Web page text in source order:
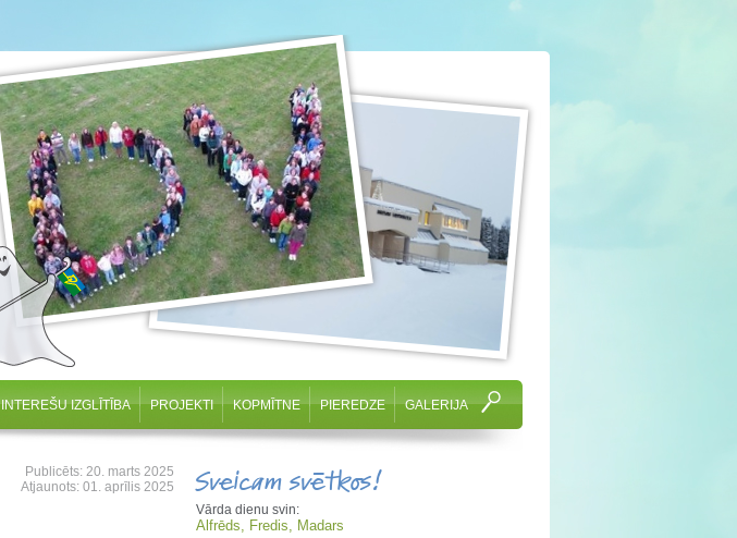
INTEREŠU IZGLĪTĪBA PROJEKTI KOPMĪTNE PIEREDZE GALERIJA
Publicēts: 20. marts 2025
Atjaunots: 01. aprīlis 2025
Sveicam svētkos!
Vārda dienu svin:
Alfrēds, Fredis, Madars